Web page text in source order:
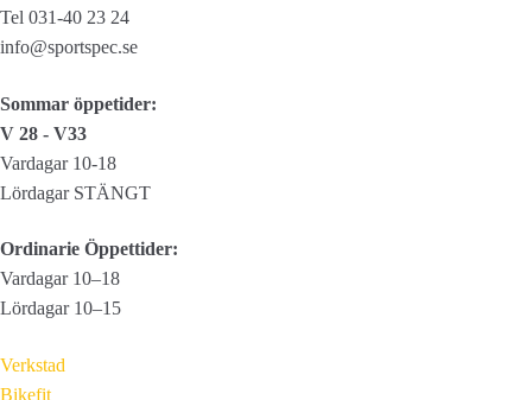
Tel 031-40 23 24
info@sportspec.se
Sommar öppetider:
V 28 - V33
Vardagar 10-18
Lördagar STÄNGT
Ordinarie Öppettider:
Vardagar 10–18
Lördagar 10–15
Verkstad
Bikefit